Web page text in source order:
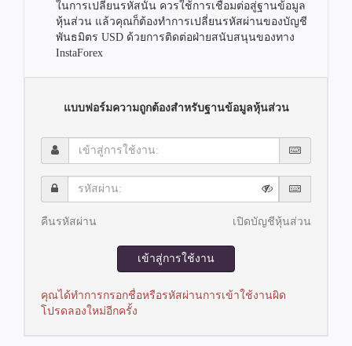
ในการเปลี่ยนรหัสนั้น ควรใช้การเชื่อมต่อสู่ฐานข้อมูล
หุ้นส่วน แล้วคุณก็ต้องทำการเปลี่ยนรหัสผ่านของบัญชี
พันธมิตร USD ด้วยการติดต่อฝ่ายสนับสนุนของทาง
InstaForex
แบบฟอร์มความถูกต้องสำหรับฐานข้อมูลหุ้นส่วน
เข้า
สู่
การ
ใช้
รหัส
ผ่าน:
คืนรหัสผ่าน
เปิดบัญชีหุ้นส่วน
เข้าสู่การใช้งาน
คุณได้ทำการกรอกชื่อหรือรหัสผ่านการเข้าใช้งานผิด
โปรดลองใหม่อีกครั้ง